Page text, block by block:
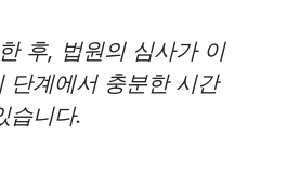
후, 법원의 심사가 이
단계에서 충분한 시간
습니다.